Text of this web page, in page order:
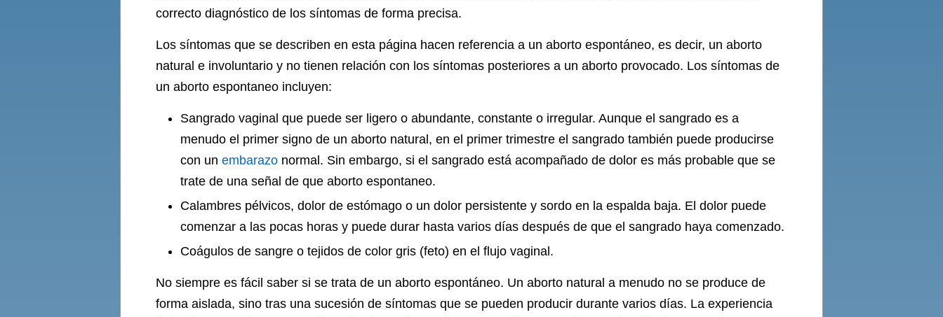
correcto diagnóstico de los síntomas de forma precisa.
Los síntomas que se describen en esta página hacen referencia a un aborto espontáneo, es decir, un aborto
natural e involuntario y no tienen relación con los síntomas posteriores a un aborto provocado. Los síntomas de
un aborto espontaneo incluyen:
Sangrado vaginal que puede ser ligero o abundante, constante o irregular. Aunque el sangrado es a
menudo el primer signo de un aborto natural, en el primer trimestre el sangrado también puede producirse
con un embarazo normal. Sin embargo, si el sangrado está acompañado de dolor es más probable que se
trate de una señal de que aborto espontaneo.
Calambres pélvicos, dolor de estómago o un dolor persistente y sordo en la espalda baja. El dolor puede
comenzar a las pocas horas y puede durar hasta varios días después de que el sangrado haya comenzado.
Coágulos de sangre o tejidos de color gris (feto) en el flujo vaginal.
No siempre es fácil saber si se trata de un aborto espontáneo. Un aborto natural a menudo no se produce de
forma aislada, sino tras una sucesión de síntomas que se pueden producir durante varios días. La experiencia